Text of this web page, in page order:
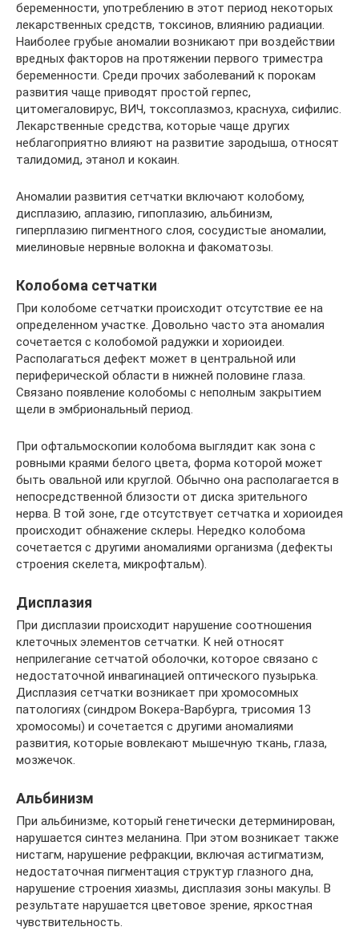
беременности, употреблению в этот период некоторых
лекарственных средств, токсинов, влиянию радиации.
Наиболее грубые аномалии возникают при воздействии
вредных факторов на протяжении первого триместра
беременности. Среди прочих заболеваний к порокам
развития чаще приводят простой герпес,
цитомегаловирус, ВИЧ, токсоплазмоз, краснуха, сифилис.
Лекарственные средства, которые чаще других
неблагоприятно влияют на развитие зародыша, относят
талидомид, этанол и кокаин.
Аномалии развития сетчатки включают колобому,
дисплазию, аплазию, гипоплазию, альбинизм,
гиперплазию пигментного слоя, сосудистые аномалии,
миелиновые нервные волокна и факоматозы.
Колобома сетчатки
При колобоме сетчатки происходит отсутствие ее на
определенном участке. Довольно часто эта аномалия
сочетается с колобомой радужки и хориоидеи.
Располагаться дефект может в центральной или
периферической области в нижней половине глаза.
Связано появление колобомы с неполным закрытием
щели в эмбриональный период.
При офтальмоскопии колобома выглядит как зона с
ровными краями белого цвета, форма которой может
быть овальной или круглой. Обычно она располагается в
непосредственной близости от диска зрительного
нерва. В той зоне, где отсутствует сетчатка и хориоидея
происходит обнажение склеры. Нередко колобома
сочетается с другими аномалиями организма (дефекты
строения скелета, микрофтальм).
Дисплазия
При дисплазии происходит нарушение соотношения
клеточных элементов сетчатки. К ней относят
неприлегание сетчатой оболочки, которое связано с
недостаточной инвагинацией оптического пузырька.
Дисплазия сетчатки возникает при хромосомных
патологиях (синдром Вокера-Варбурга, трисомия 13
хромосомы) и сочетается с другими аномалиями
развития, которые вовлекают мышечную ткань, глаза,
мозжечок.
Альбинизм
При альбинизме, который генетически детерминирован,
нарушается синтез меланина. При этом возникает также
нистагм, нарушение рефракции, включая астигматизм,
недостаточная пигментация структур глазного дна,
нарушение строения хиазмы, дисплазия зоны макулы. В
результате нарушается цветовое зрение, яркостная
чувствительность.